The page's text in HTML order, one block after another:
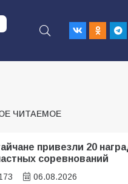
ЧИТАЕМОЕ
привезли 20
соревнований
06.08.2026